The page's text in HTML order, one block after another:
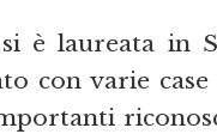
si è laureata in
con varie